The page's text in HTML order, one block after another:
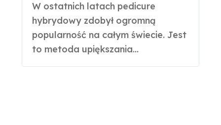
W ostatnich latach pedicure
hybrydowy zdobył ogromną
popularność na całym świecie. Jest
to metoda upiększania...